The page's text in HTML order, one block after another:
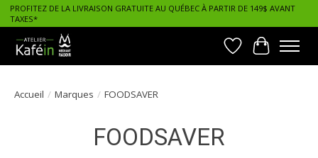
PROFITEZ DE LA LIVRAISON GRATUITE AU QUÉBEC À PARTIR DE 149$ AVANT
TAXES*
Liste dePanier
Accueil / Marques / FOODSAVER
FOODSAVER